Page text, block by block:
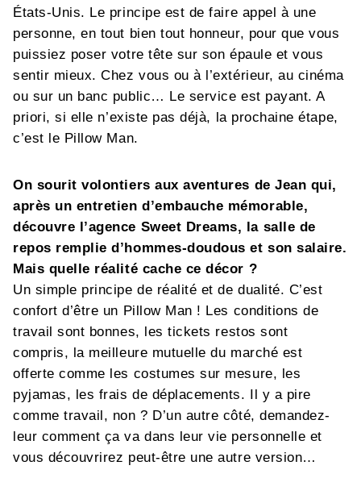
États-Unis. Le principe est de faire appel à une
personne, en tout bien tout honneur, pour que vous
puissiez poser votre tête sur son épaule et vous
sentir mieux. Chez vous ou à l’extérieur, au cinéma
ou sur un banc public… Le service est payant. A
priori, si elle n’existe pas déjà, la prochaine étape,
c’est le Pillow Man.
On sourit volontiers aux aventures de Jean qui,
après un entretien d’embauche mémorable,
découvre l’agence Sweet Dreams, la salle de
repos remplie d’hommes-doudous et son salaire.
Mais quelle réalité cache ce décor ?
Un simple principe de réalité et de dualité. C’est
confort d’être un Pillow Man ! Les conditions de
travail sont bonnes, les tickets restos sont
compris, la meilleure mutuelle du marché est
offerte comme les costumes sur mesure, les
pyjamas, les frais de déplacements. Il y a pire
comme travail, non ? D’un autre côté, demandez-
leur comment ça va dans leur vie personnelle et
vous découvrirez peut-être une autre version…